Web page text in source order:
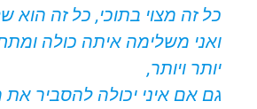
כל זה מצוי בתוכי, כל זה
ואני משלימה איתה כולה
יותר ויותר,
גם אם איני יכולה להסביר